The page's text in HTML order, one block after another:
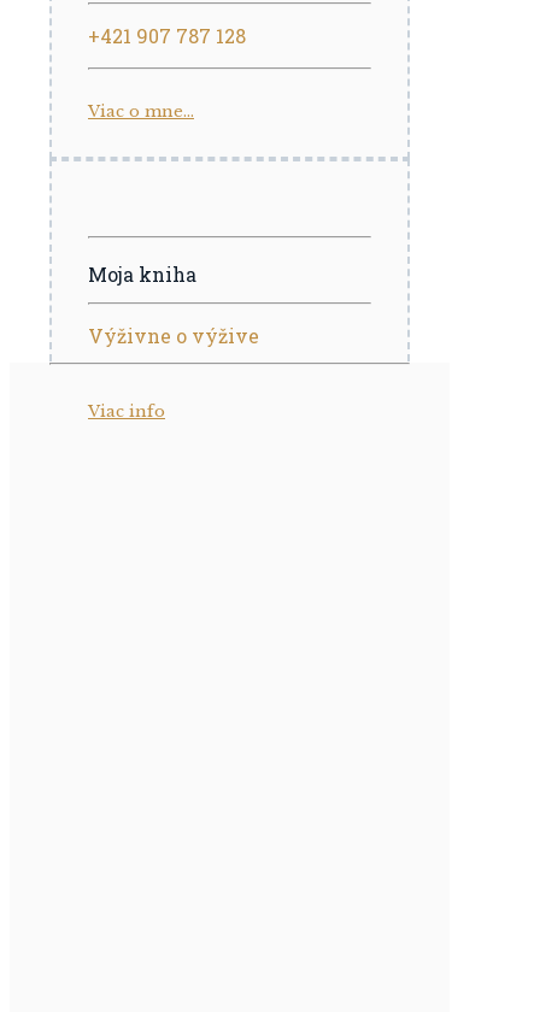
+421 907 787 128
Viac o mne...
Moja kniha
Výživne o výžive
Viac info